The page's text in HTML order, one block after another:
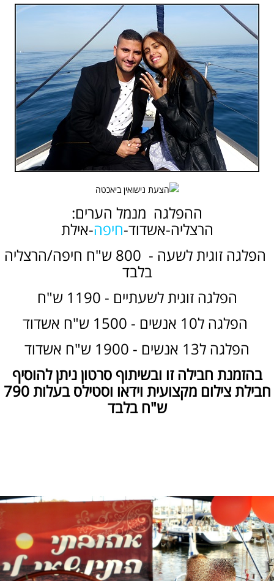
ההפלגה מנמל הערים:
הרצליה-אשדוד-חיפה-אילת
הפלגה זוגית לשעה - 800 ש"ח חיפה/הרצליה
בלבד
הפלגה זוגית לשעתיים - 1190 ש"ח
הפלגה ל10 אנשים - 1500 ש"ח אשדוד
הפלגה ל13 אנשים - 1900 ש"ח אשדוד
בהזמנת חבילה זו ובשיתוף סרטון ניתן להוסיף
חבילת צילום מקצועית וידאו וסטילס בעלות 790
ש"ח בלבד